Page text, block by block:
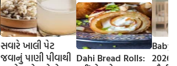
સવારે ખાલી પેટ
જવાનું પાણી પીવાથી Dahi Bread Rolls:
Baby